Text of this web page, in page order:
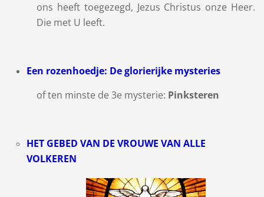
ons heeft toegezegd, Jezus Christus onze Heer.
Die met U leeft.
Een rozenhoedje: De glorierijke mysteries
of ten minste de 3e mysterie: Pinksteren
HET GEBED VAN DE VROUWE VAN ALLE
VOLKEREN